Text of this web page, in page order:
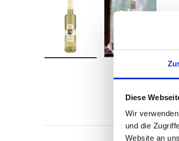
Diese
Wir
und die
Website an